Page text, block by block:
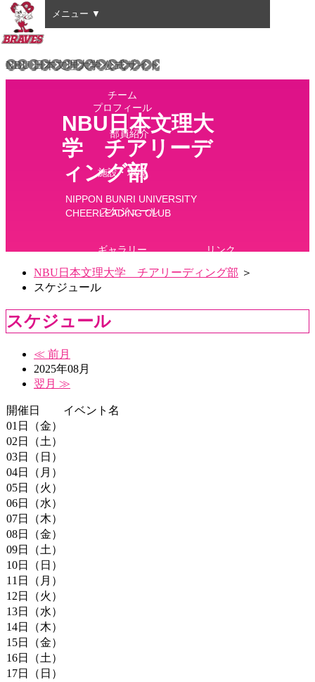
NBU 日本文理大学 公式サイト
NBU日本文理大
学 チアリーデ
ィング部
NIPPON BUNRI UNIVERSITY
CHEERLEADING CLUB
メニュー ▼
HOME
チーム
プロフィール
部員紹介
施設・環境
スケジュール
ギャラリー リンク
NBU日本文理大学 チアリーディング部 ＞
スケジュール
スケジュール
≪ 前月
2025年08月
翌月 ≫
開催日
イベント名
01日（金）
02日（土）
03日（日）
04日（月）
05日（火）
06日（水）
07日（木）
08日（金）
09日（土）
10日（日）
11日（月）
12日（火）
13日（水）
14日（木）
15日（金）
16日（土）
17日（日）